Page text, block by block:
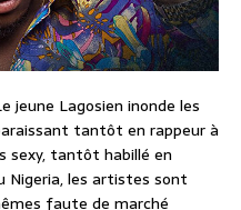
jeune Lagosien inonde les
tantôt en rappeur à
sexy, tantôt habillé en
Nigeria, les artistes sont
faute de marché